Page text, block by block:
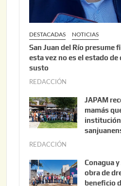
DESTACADAS NOTICIAS
San Juan del Río presume
esta vez no es el estado de
susto
REDACCIÓN
o
s
t
,
2
JAPAM
mamás
institución
REDACCIÓN
n
i
Conagua
obra de
beneficio